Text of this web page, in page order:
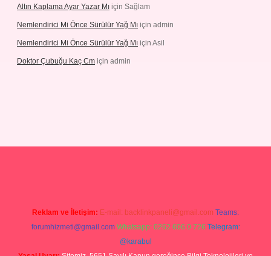
Altın Kaplama Ayar Yazar Mı için Sağlam
Nemlendirici Mi Önce Sürülür Yağ Mı için admin
Nemlendirici Mi Önce Sürülür Yağ Mı için Asil
Doktor Çubuğu Kaç Cm için admin
Reklam ve İletişim: E-mail: backlinkpaneli@gmail.com Teams:
forumhizmeti@gmail.com Whatsapp: 0262 606 0 726 Telegram:
@karabul